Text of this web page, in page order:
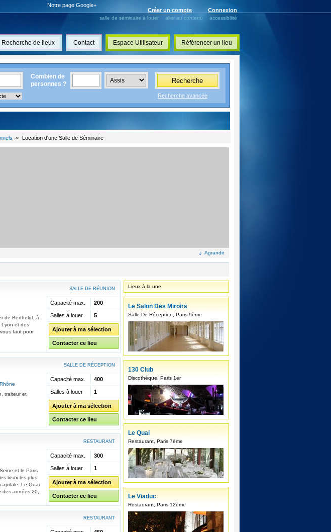
Notre page Google+
Créer un compte
Connexion
salle de séminaire à louer aller au contenu accessibilité
Recherche de lieux Contact Espace Utilisateur Référencer un lieu
Combien de
personnes ?
Recherche
Recherche avancée
Location d'une Salle de Séminaire
Agrandir
SALLE DE RÉUNION
de Berthelot, à
Lyon et des
faut pour
Capacité max. 200
Salles à louer 5
Ajouter à ma sélection
Contacter ce lieu
SALLE DE RÉCEPTION
traiteur et
Capacité max. 400
Salles à louer 1
Ajouter à ma sélection
Contacter ce lieu
RESTAURANT
et le Paris
lieux les plus
Le Quai
des années 20,
Capacité max. 300
Salles à louer 1
Ajouter à ma sélection
Contacter ce lieu
RESTAURANT
Lieux à la une
Le Salon Des Miroirs
Salle De Réception, Paris 9ème
130 Club
Discothèque, Paris 1er
Le Quai
Restaurant, Paris 7ème
Le Viaduc
Restaurant, Paris 12ème